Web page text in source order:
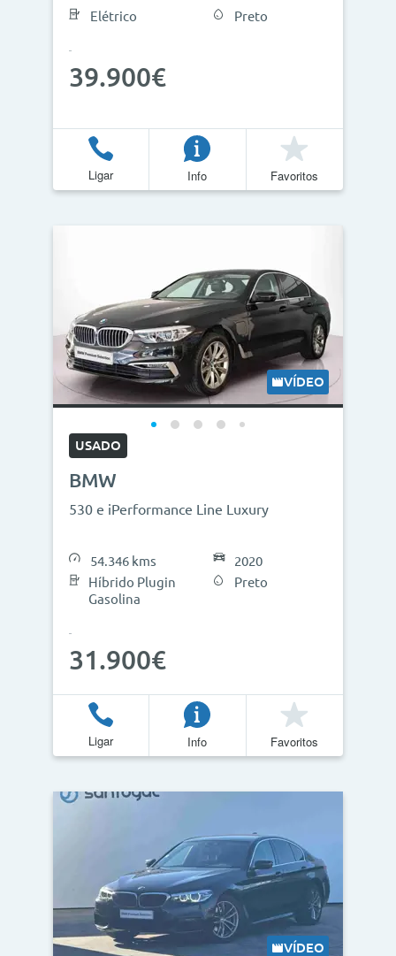
Elétrico
Preto
39.900€
Ligar Info Favoritos
VÍDEO
USADO
BMW
530 e iPerformance Line Luxury
54.346 kms
Híbrido Plugin
Gasolina
2020
Preto
31.900€
Ligar Info Favoritos
VÍDEO